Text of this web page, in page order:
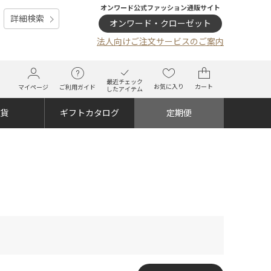
詳細検索
オンワード公式ファッション通販サイト
オンワード・クローゼット
法人向けご注文サービスのご案内
マイページ ご利用ガイド
最近チェック
したアイテム
お気に入り カート
ギフトカタログ 定期便